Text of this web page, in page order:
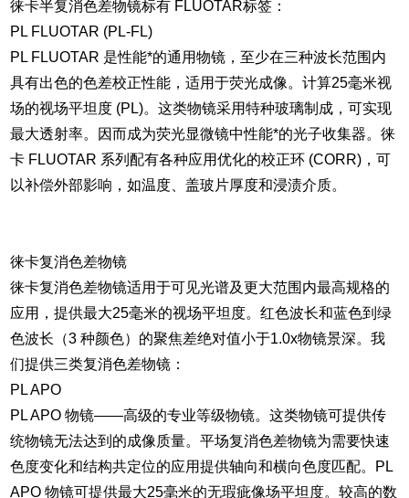
徕卡半复消色差物镜标有 FLUOTAR标签：
PL FLUOTAR (PL-FL)
PL FLUOTAR 是性能*的通用物镜，至少在三种波长范围内
具有出色的色差校正性能，适用于荧光成像。计算25毫米视
场的视场平坦度 (PL)。这类物镜采用特种玻璃制成，可实现
最大透射率。因而成为荧光显微镜中性能*的光子收集器。徕
卡 FLUOTAR 系列配有各种应用优化的校正环 (CORR)，可
以补偿外部影响，如温度、盖玻片厚度和浸渍介质。
徕卡复消色差物镜
徕卡复消色差物镜适用于可见光谱及更大范围内最高规格的
应用，提供最大25毫米的视场平坦度。红色波长和蓝色到绿
色波长（3 种颜色）的聚焦差绝对值小于1.0x物镜景深。我
们提供三类复消色差物镜：
PL APO
PL APO 物镜——高级的专业等级物镜。这类物镜可提供传
统物镜无法达到的成像质量。平场复消色差物镜为需要快速
色度变化和结构共定位的应用提供轴向和横向色度匹配。PL
APO 物镜可提供最大25毫米的无瑕疵像场平坦度。较高的数